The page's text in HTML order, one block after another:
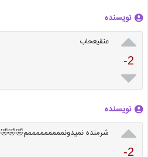
نویسنده

-2

عنقیعحاب
نویسنده

-2
شرمنده نمیدونمممممممممم🤣🤣🤣